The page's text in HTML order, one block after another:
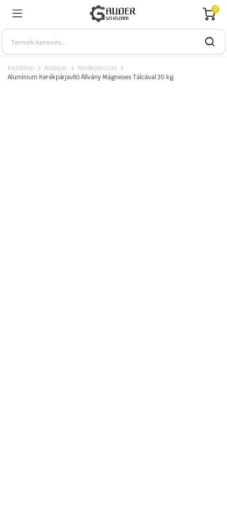
0
Kezdőlap Autóipar
Kerékpározás
Alumínium Kerékpárjavító Állvány Mágneses Tálcával 30 kg